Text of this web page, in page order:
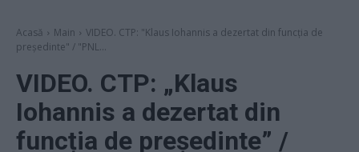
Acasă Main
VIDEO. CTP: "Klaus Iohannis a dezertat din funcția de
președinte" / "PNL...
VIDEO. CTP: „Klaus
Iohannis a dezertat din
funcția de președinte” /